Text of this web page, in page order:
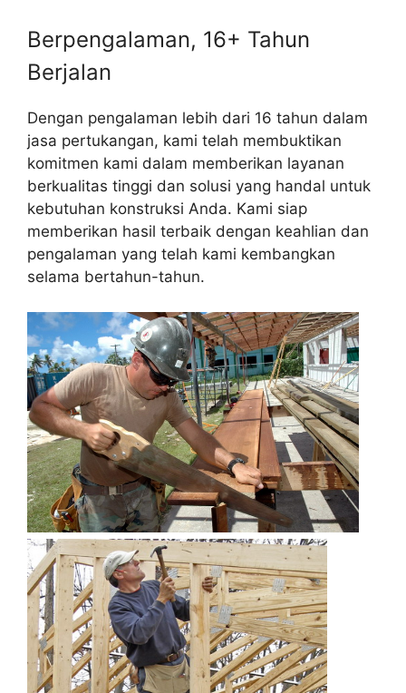
Berpengalaman, 16+ Tahun
Berjalan
Dengan pengalaman lebih dari 16 tahun dalam
jasa pertukangan, kami telah membuktikan
komitmen kami dalam memberikan layanan
berkualitas tinggi dan solusi yang handal untuk
kebutuhan konstruksi Anda. Kami siap
memberikan hasil terbaik dengan keahlian dan
pengalaman yang telah kami kembangkan
selama bertahun-tahun.